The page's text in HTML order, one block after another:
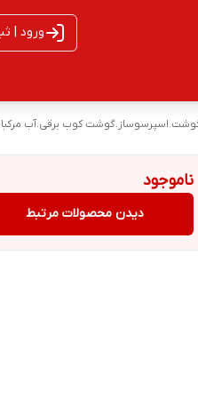
ورود |
کوب برقی.آب
ناموجود
دیدن محصولات مرتبط